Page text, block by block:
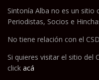
Sintonía Alba no es un
Periodistas, Socios e
No tiene relación con el
Si quieres visitar el sitio del
click acá